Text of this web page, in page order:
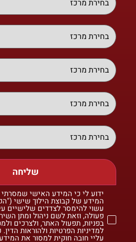
שליחה
ידוע לי כי המידע האישי שמסרתי
המידע של קבוצת הילוך שישי
עשוי להימסר לצדדים שלישיים
פעולה, וזאת לשם ניהול ומתן
בפניות, תפעול האתר, ולצרכים
למדיניות הפרטיות ולהוראות
עליי חובה חוקית למסור את